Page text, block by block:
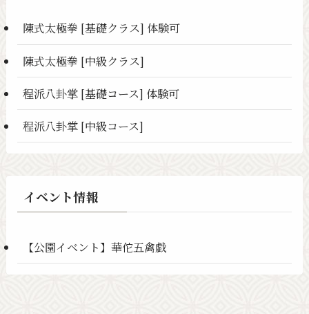
陳式太極拳 [基礎クラス] 体験可
陳式太極拳 [中級クラス]
程派八卦掌 [基礎コース] 体験可
程派八卦掌 [中級コース]
イベント情報
【公園イベント】華佗五禽戯